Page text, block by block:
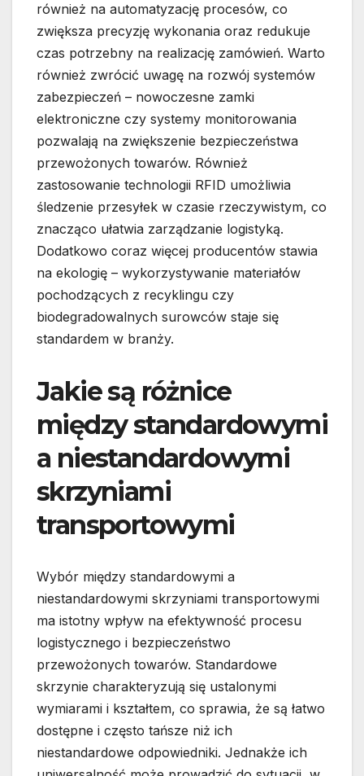
również na automatyzację procesów, co
zwiększa precyzję wykonania oraz redukuje
czas potrzebny na realizację zamówień. Warto
również zwrócić uwagę na rozwój systemów
zabezpieczeń – nowoczesne zamki
elektroniczne czy systemy monitorowania
pozwalają na zwiększenie bezpieczeństwa
przewożonych towarów. Również
zastosowanie technologii RFID umożliwia
śledzenie przesyłek w czasie rzeczywistym, co
znacząco ułatwia zarządzanie logistyką.
Dodatkowo coraz więcej producentów stawia
na ekologię – wykorzystywanie materiałów
pochodzących z recyklingu czy
biodegradowalnych surowców staje się
standardem w branży.
Jakie są różnice
między standardowymi
a niestandardowymi
skrzyniami
transportowymi
Wybór między standardowymi a
niestandardowymi skrzyniami transportowymi
ma istotny wpływ na efektywność procesu
logistycznego i bezpieczeństwo
przewożonych towarów. Standardowe
skrzynie charakteryzują się ustalonymi
wymiarami i kształtem, co sprawia, że są łatwo
dostępne i często tańsze niż ich
niestandardowe odpowiedniki. Jednakże ich